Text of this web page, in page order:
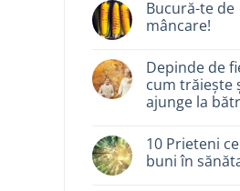
Bucură-te de
mâncare!
Depinde de
cum trăiește
ajunge la
10 Prieteni
buni în